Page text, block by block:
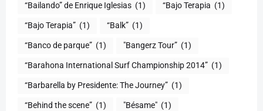
“Bailando” de Enrique Iglesias (1) “Bajo Terapia (1)
“Bajo Terapia” (1) “Balk” (1)
“Banco de parque” (1) "Bangerz Tour” (1)
“Barahona International Surf Championship 2014” (1)
“Barbarella by Presidente: The Journey” (1)
“Behind the scene” (1) "Bésame" (1)